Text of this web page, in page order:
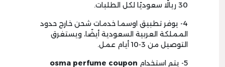
30 ريالًا سعوديًا لكل الطلبات.
4- يوفر تطبيق اوسما خدمات شحن خارج حدود
المملكة العربية السعودية أيضًا، ويستغرق
التوصيل من 3-10 أيام عمل.
5- يتم استخدام
osma perfume coupon